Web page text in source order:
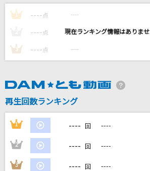
仰げば尊し
唱歌・抒情歌
[生音]ハルジオン
[生音]オールドファッション
DAMの新曲・ランキングなど
1 ---- 点 ----
---- 点 ----
3 ---- 点 ----
再生回数ランキング
1 ---- 回 ----
2 ---- 回 ----
3 ---- 回 ----